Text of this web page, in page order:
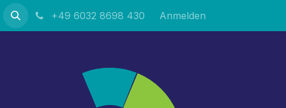
+49 6032 8698 430 Anmelden